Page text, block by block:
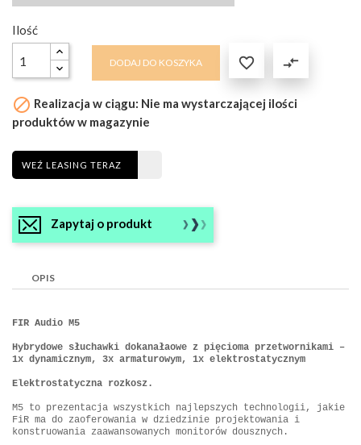
Ilość
DODAJ DO KOSZYKA  compare_arrows
 Realizacja w ciągu: Nie ma wystarczającej ilości
produktów w magazynie
WEŹ LEASING TERAZ
Zapytaj o produkt
OPIS
FIR Audio M5
Hybrydowe słuchawki dokanałaowe z pięcioma przetwornikami –
1x dynamicznym, 3x armaturowym, 1x elektrostatycznym
Elektrostatyczna rozkosz.
M5 to prezentacja wszystkich najlepszych technologii, jakie
FiR ma do zaoferowania w dziedzinie projektowania i
konstruowania zaawansowanych monitorów dousznych.